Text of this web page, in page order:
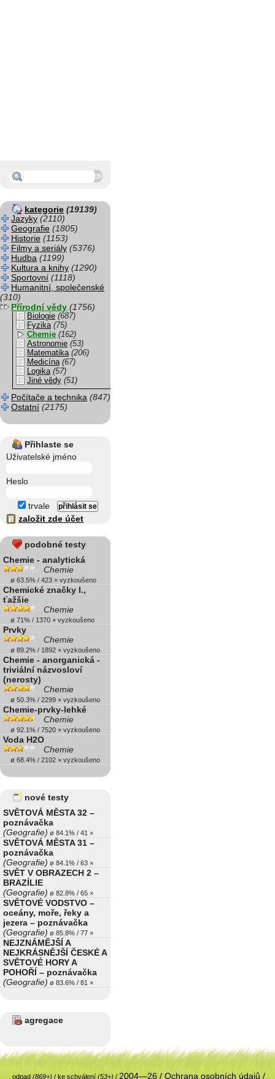
kategorie (19139)
Jazyky (2110)
Geografie (1805)
Historie (1153)
Filmy a seriály (5376)
Hudba (1199)
Kultura a knihy (1290)
Sportovní (1118)
Humanitní, společenské
(310)
Přírodní vědy (1756)
Biologie (687)
Fyzika (75)
Chemie (162)
Astronomie (53)
Matematika (206)
Medicína (67)
Logika (57)
Jiné vědy (51)
Počítače a technika (847)
Ostatní (2175)
Přihlaste se
Uživatelské jméno
Heslo
trvale
založit zde účet
podobné testy
Chemie - analytická
Chemie
ø 63.5% / 423 × vyzkoušeno
Chemické značky I.,
ťažšie
Chemie
ø 71% / 1370 × vyzkoušeno
Prvky
Chemie
ø 89.2% / 1892 × vyzkoušeno
Chemie - anorganická -
triviální názvosloví
(nerosty)
Chemie
ø 50.3% / 2299 × vyzkoušeno
Chemie-prvky-lehké
Chemie
ø 92.1% / 7520 × vyzkoušeno
Voda H2O
Chemie
ø 68.4% / 2102 × vyzkoušeno
nové testy
SVĚTOVÁ MĚSTA 32 –
poznávačka
(Geografie) ø 84.1% / 41 ×
SVĚTOVÁ MĚSTA 31 –
poznávačka
(Geografie) ø 84.1% / 63 ×
SVĚT V OBRAZECH 2 –
BRAZÍLIE
(Geografie) ø 82.8% / 65 ×
SVĚTOVÉ VODSTVO –
oceány, moře, řeky a
jezera – poznávačka
(Geografie) ø 85.8% / 77 ×
NEJZNÁMĚJŠÍ A
NEJKRÁSNĚJŠÍ ČESKÉ A
SVĚTOVÉ HORY A
POHOŘÍ – poznávačka
(Geografie) ø 83.6% / 81 ×
agregace
odpad (869+) / ke schválení (53+) / 2004—26 / Ochrana osobních údajů /